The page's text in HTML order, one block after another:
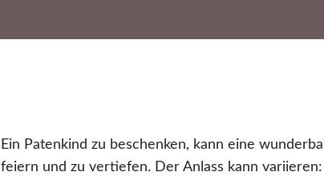
Ein Patenkind zu beschenken, kann eine
feiern und zu vertiefen. Der Anlass kann